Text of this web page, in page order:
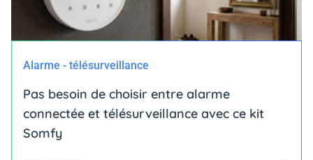
Alarme - télésurveillance
Pas besoin de choisir entre alarme
connectée et télésurveillance avec ce kit
Somfy